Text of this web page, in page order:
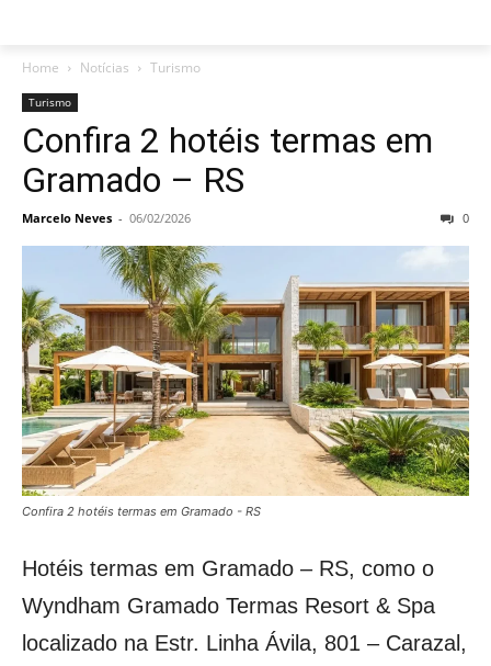
Home Notícias Turismo
Turismo
Confira 2 hotéis termas em
Gramado – RS
Marcelo Neves - 06/02/2026 0
Confira 2 hotéis termas em Gramado - RS
Hotéis termas em Gramado – RS, como o
Wyndham Gramado Termas Resort & Spa
localizado na Estr. Linha Ávila, 801 – Carazal,